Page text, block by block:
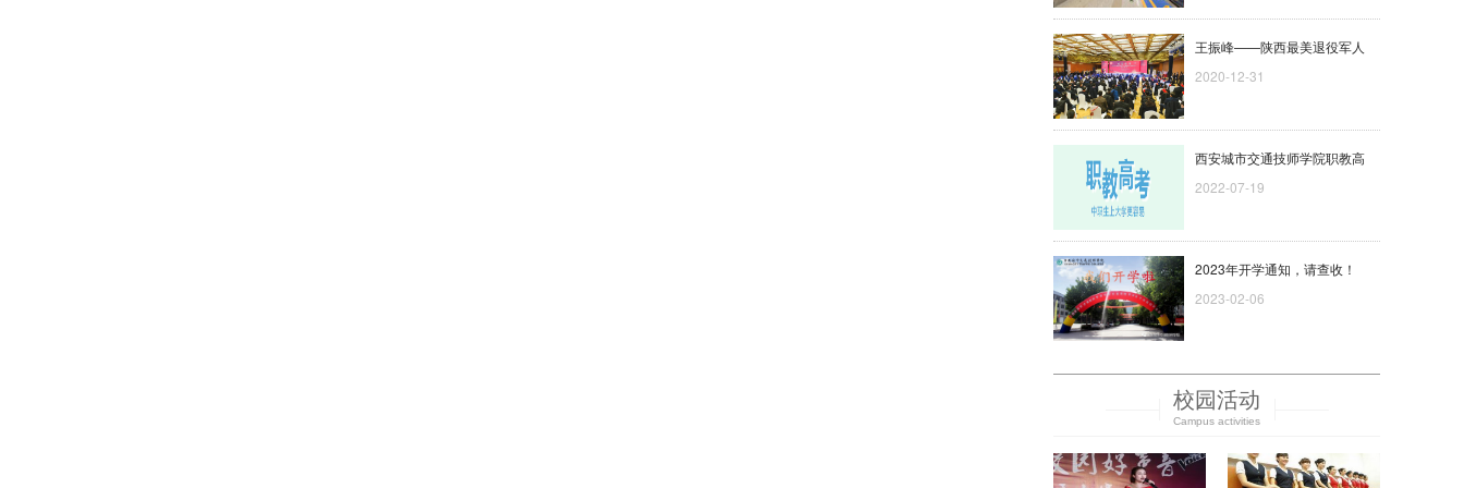
王振峰——陕西最美退役军人
2020-12-31
西安城市交通技师学院职教高
2022-07-19
2023年开学通知，请查收！
2023-02-06
校园活动
Campus activities